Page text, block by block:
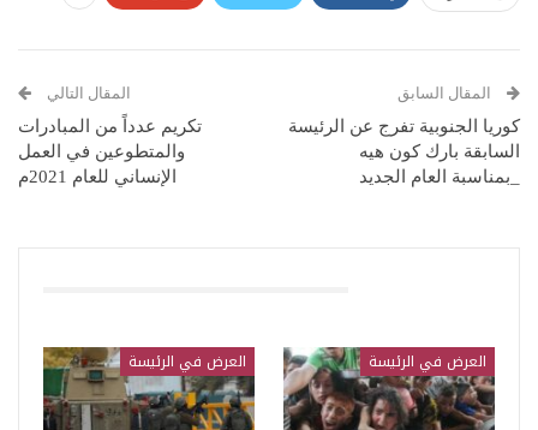
المقال السابق
كوريا الجنوبية تفرج عن الرئيسة
السابقة بارك كون هيه
_بمناسبة العام الجديد
المقال التالي
تكريم عدداً من المبادرات
والمتطوعين في العمل
الإنساني للعام 2021م
العرض في الرئيسة العرض في الرئيسة